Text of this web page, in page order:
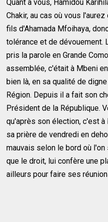
Quant à vous, Hamidou
Chakir, au cas où vous
fils d'Ahamada Mfoihaya,
tolérance et de dévouement.
pris la parole en Grande
assemblée, c'était à Mbeni
bien là, en sa qualité de
Région. Depuis il a fait son
Président de la République.
qu'après son élection, c'est
sa prière de vendredi en
mauvais selon le bord où
que le droit, lui confère une
ailleurs pour faire ses